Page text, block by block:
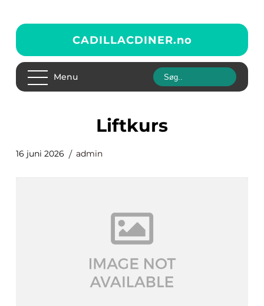
CADILLACDINER.no
Menu
Liftkurs
16 juni 2026 admin